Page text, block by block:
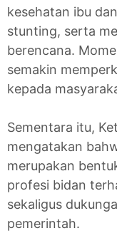
kesehatan ibu
stunting, serta
berencana.
semakin
kepada
Sementara itu,
mengatakan
merupakan
profesi bidan
sekaligus
pemerintah.